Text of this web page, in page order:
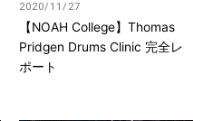
2020/11/27
【NOAH College】Thomas
Pridgen Drums Clinic 完全レ
ポート